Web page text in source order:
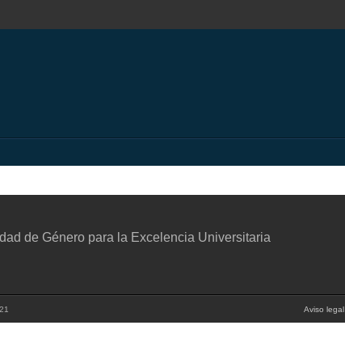
de Género para la Excelencia Universitaria
Aviso legal